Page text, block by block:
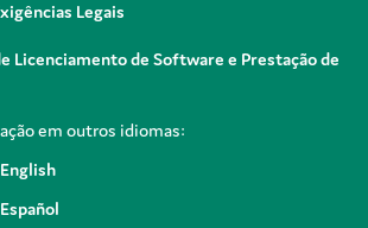
Legais
Licenciamento de Software e Prestação de
em outros idiomas:
English
Español